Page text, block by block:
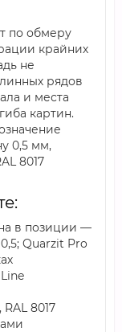
по обмеру
крайних
не
рядов
и места
картин.
0,5 мм,
8017
в позиции —
Quarzit Pro
8017